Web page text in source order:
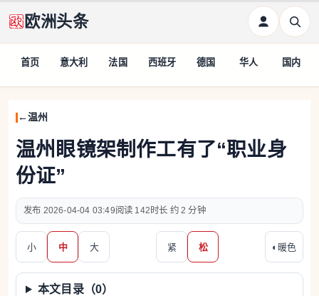
欧洲头条
首页 意大利 法国 西班牙 德国 华人 国内
温州
温州眼镜架制作工有了“职业身
份证”
2026-04-04 03:49 142 约 2 分钟
小 中 大 紧 松 ◐ 暖色
本文目录（0）